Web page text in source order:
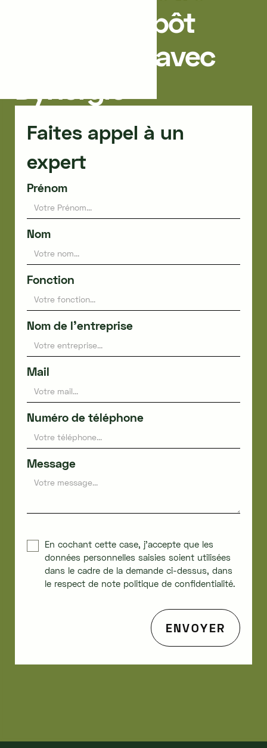
Crédit d’Impôt
Recherche avec
Faites appel à un
expert
Prénom
Nom
Fonction
Nom de l'entreprise
Mail
Numéro de téléphone
Message
En cochant cette case, j'accepte que les
données personnelles saisies soient utilisées
dans le cadre de la demande ci-dessus, dans
le respect de note politique de confidentialité.